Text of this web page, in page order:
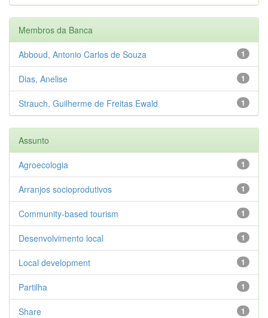
Membros da Banca
1
Abboud, Antonio Carlos de Souza
1
Dias, Anelise
1
Strauch, Guilherme de Freitas Ewald
Assunto
1
Agroecologia
1
Arranjos socioprodutivos
1
Community-based tourism
1
Desenvolvimento local
1
Local development
1
Partilha
1
Share